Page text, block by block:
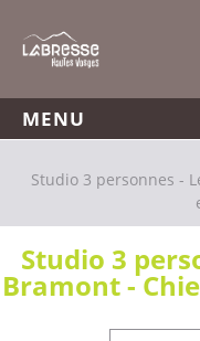
MENU
Studio 3 personnes -
Studio 3
Bramont -